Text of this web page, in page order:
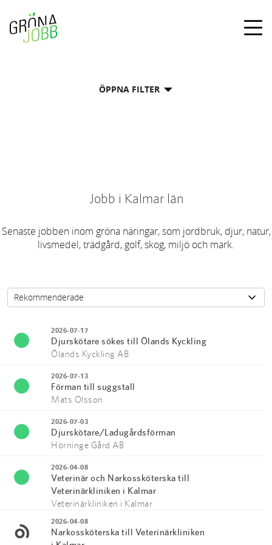
ÖPPNA FILTER
Jobb i Kalmar län
Senaste jobben inom gröna näringar, som jordbruk, djur, natur,
livsmedel, trädgård, golf, skog, miljö och mark.
2026-07-17
Djurskötare sökes till Ölands Kyckling
Ölands Kyckling AB
2026-07-13
Förman till suggstall
Mats Olsson
2026-07-03
Djurskötare/Ladugårdsförman
Hörninge Gård AB
2026-04-08
Veterinär och Narkossköterska till
Veterinärkliniken i Kalmar
Veterinärkliniken i Kalmar
2026-04-08
Narkossköterska till Veterinärkliniken